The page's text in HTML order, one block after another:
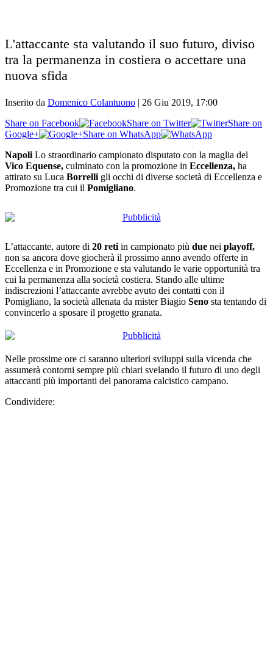
L'attaccante sta valutando il suo futuro, diviso
tra la permanenza in costiera o accettare una
nuova sfida
Inserito da Domenico Colantuono | 26 Giu 2019, 17:00
Share on Facebook
Share on Twitter
Share on
Google+
Share on WhatsApp
Napoli Lo straordinario campionato disputato con la maglia del
Vico Equense, culminato con la promozione in Eccellenza, ha
attirato su Luca Borrelli gli occhi di diverse società di Eccellenza e
Promozione tra cui il Pomigliano.
L’attaccante, autore di 20 reti in campionato più due nei playoff,
non sa ancora dove giocherà il prossimo anno avendo offerte in
Eccellenza e in Promozione e sta valutando le varie opportunità tra
cui la permanenza alla società costiera. Stando alle ultime
indiscrezioni l’attaccante avrebbe avuto dei contatti con il
Pomigliano, la società allenata da mister Biagio Seno sta tentando di
convincerlo a sposare il progetto granata.
Nelle prossime ore ci saranno ulteriori sviluppi sulla vicenda che
assumerà contorni sempre più chiari svelando il futuro di uno degli
attaccanti più importanti del panorama calcistico campano.
Condividere: